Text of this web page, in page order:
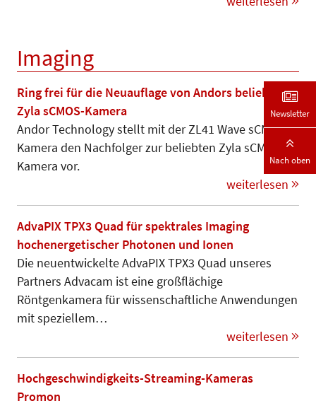
Imaging
Ring frei für die Neuauflage von Andors beliebter
Zyla sCMOS-Kamera
Andor Technology stellt mit der ZL41 Wave sCMOS-
Kamera den Nachfolger zur beliebten Zyla sCMOS
Kamera vor.
weiterlesen
AdvaPIX TPX3 Quad für spektrales Imaging
hochenergetischer Photonen und Ionen
Die neuentwickelte AdvaPIX TPX3 Quad unseres
Partners Advacam ist eine großflächige
Röntgenkamera für wissenschaftliche Anwendungen
mit speziellem…
weiterlesen
Hochgeschwindigkeits-Streaming-Kameras
Promon
Newsletter
Nach oben